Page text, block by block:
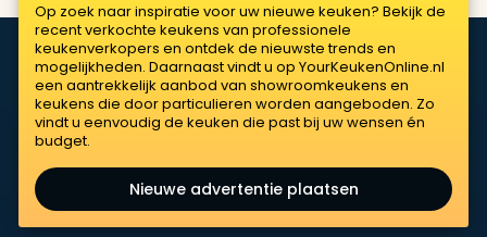
Op zoek naar inspiratie voor uw nieuwe keuken? Bekijk de
recent verkochte keukens van professionele
keukenverkopers en ontdek de nieuwste trends en
mogelijkheden. Daarnaast vindt u op YourKeukenOnline.nl
een aantrekkelijk aanbod van showroomkeukens en
keukens die door particulieren worden aangeboden. Zo
vindt u eenvoudig de keuken die past bij uw wensen én
budget.
Nieuwe advertentie plaatsen